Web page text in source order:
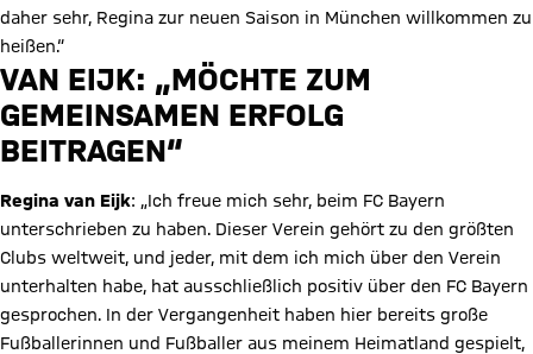
daher sehr, Regina zur neuen Saison in München willkommen zu
heißen.“
Video abspielen
VAN EIJK: „MÖCHTE ZUM
GEMEINSAMEN ERFOLG
BEITRAGEN“
Regina van Eijk: „Ich freue mich sehr, beim FC Bayern
unterschrieben zu haben. Dieser Verein gehört zu den größten
Clubs weltweit, und jeder, mit dem ich mich über den Verein
unterhalten habe, hat ausschließlich positiv über den FC Bayern
gesprochen. In der Vergangenheit haben hier bereits große
Fußballerinnen und Fußballer aus meinem Heimatland gespielt,